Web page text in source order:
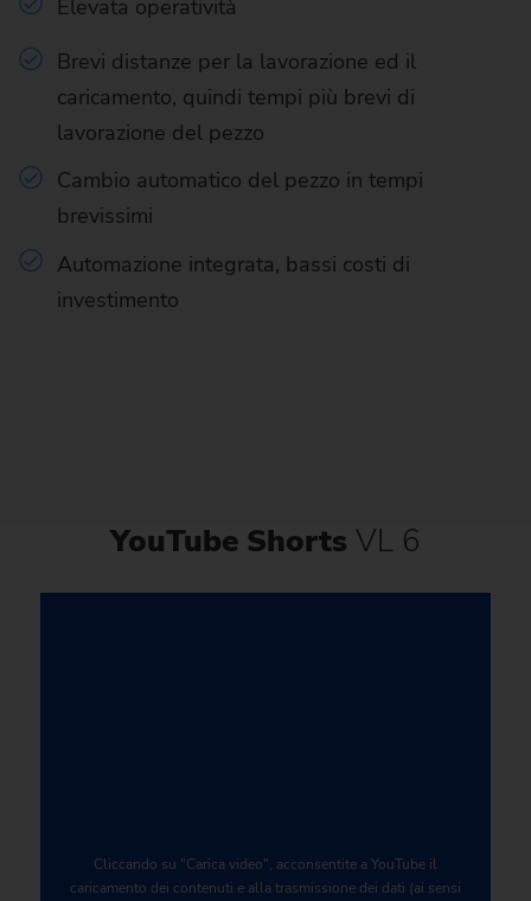
Elevata operatività
Brevi distanze per la lavorazione ed il
caricamento, quindi tempi più brevi di
lavorazione del pezzo
Cambio automatico del pezzo in tempi
brevissimi
Automazione integrata, bassi costi di
investimento
YouTube Shorts VL 6
Cliccando su "Carica video", acconsentite a YouTube il
caricamento dei contenuti e alla trasmissione dei dati (ai sensi